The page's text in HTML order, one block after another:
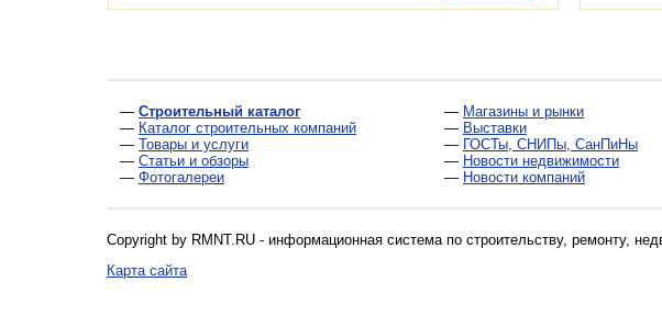
— Строительный каталог
— Каталог строительных компаний
— Товары и услуги
— Статьи и обзоры
— Фотогалереи
— Магазины и рынки
— Выставки
— ГОСТы, СНИПы, СанПиНы
— Новости недвижимости
— Новости компаний
Copyright by RMNT.RU - информационная система по строительству, ремонту,
Карта сайта